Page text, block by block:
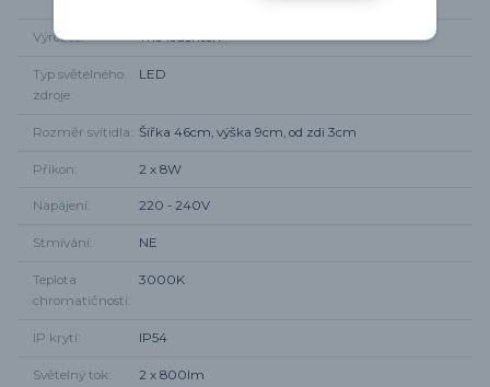
Výrobce Trio-leuchten
Typ světelného
zdroje
LED
Rozměr svítidla Šířka 46cm, výška 9cm, od zdi 3cm
Příkon 2 x 8W
Napájení 220 - 240V
Stmívání NE
Teplota
chromatičnosti
3000K
IP krytí IP54
Světelný tok 2 x 800lm